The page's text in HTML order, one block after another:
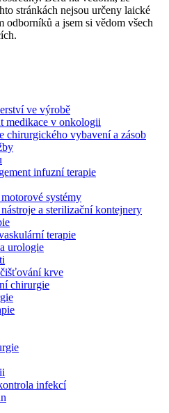
produktový katalog B.
produktovým portfoliem.
kvalitní dialyzační péči ve všech
republice. Více informací se
středisek.
jsou tu pro vás. Zvolte
potřebujete, a objednejte se do naší
​Kontaktujte nás.​
stránkách nejsou určeny laické
a jsem si vědom všech
ve výrobě
medikace v onkologii
chirurgického vybavení a zásob
infuzní terapie​
systémy
a sterilizační kontejnery
terapie
urologie
krve
chirurgie
infekcí